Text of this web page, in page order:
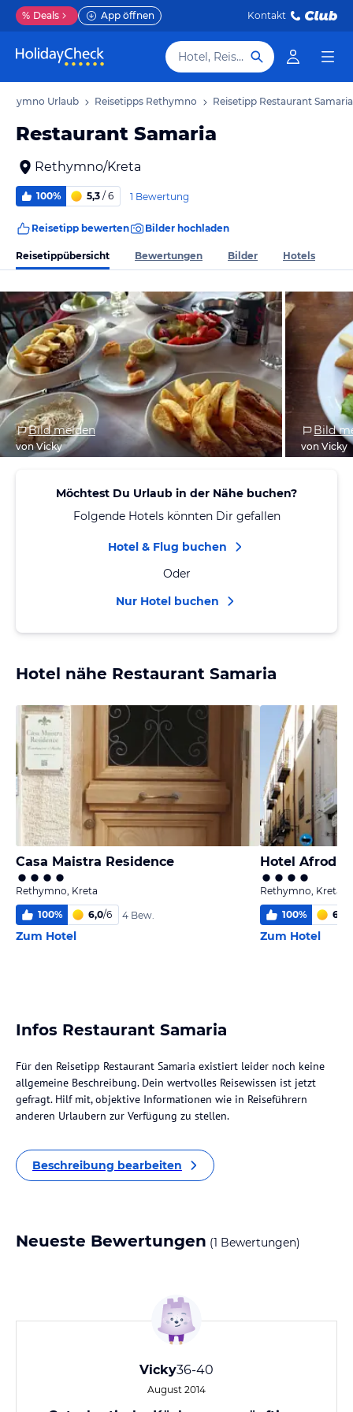
% Deals App öffnen Kontakt
Hotel, Reiseziel
Urlaub Reisetipps Rethymno Reisetipp Restaurant Samaria
Restaurant Samaria
Rethymno/Kreta
100% 5,3 / 6 1 Bewertung
Reisetipp bewerten Bilder hochladen
Reisetippübersicht Bewertungen Bilder Hotels
Bild melden
von Vicky
Bild
von Vicky
Möchtest Du Urlaub in der Nähe buchen?
Folgende Hotels könnten Dir gefallen
Hotel & Flug buchen
Oder
Nur Hotel buchen
Hotel nähe Restaurant Samaria
Casa Maistra Residence
Rethymno, Kreta
100% 6,0/6 4 Bew.
Zum Hotel
Hotel Afroditi
Rethymno, Kreta
100% 6
Zum Hotel
Infos Restaurant Samaria
Für den Reisetipp Restaurant Samaria existiert leider noch keine
allgemeine Beschreibung. Dein wertvolles Reisewissen ist jetzt
gefragt. Hilf mit, objektive Informationen wie in Reiseführern
anderen Urlaubern zur Verfügung zu stellen.
Beschreibung bearbeiten
Neueste Bewertungen (1 Bewertungen)
Vicky36-40
August 2014